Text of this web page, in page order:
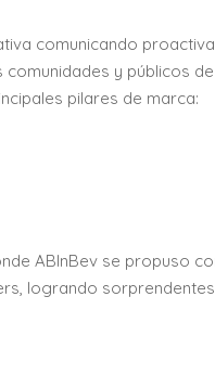
comunicando
y públicos
pilares de marca:
ABInBev se propuso
logrando